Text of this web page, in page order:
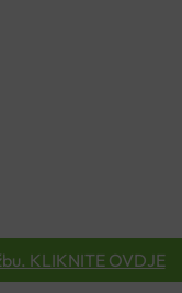
KLIKNITE OVDJE